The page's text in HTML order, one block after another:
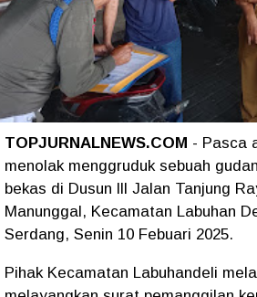
TOPJURNALNEWS.COM - Pasca
menolak menggruduk sebuah
bekas di Dusun lll Jalan Tanjung
Manunggal, Kecamatan Labuhan
Serdang, Senin 10 Febuari 2025.
Pihak Kecamatan Labuhandeli